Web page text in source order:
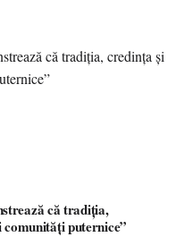
că tradiția,
puternice”